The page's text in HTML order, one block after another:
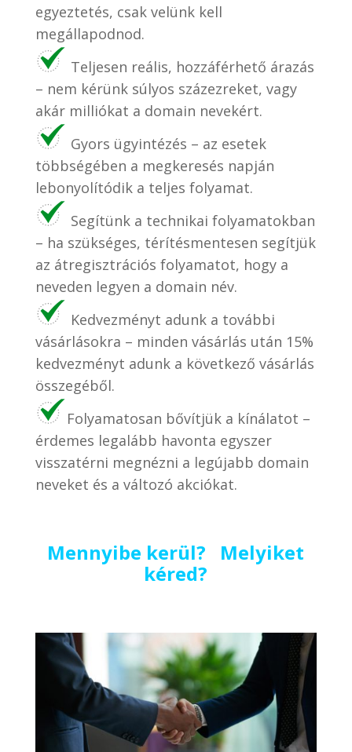
egyeztetés, csak velünk kell
megállapodnod.
Teljesen reális, hozzáférhető árazás
– nem kérünk súlyos százezreket, vagy
akár milliókat a domain nevekért.
Gyors ügyintézés – az esetek
többségében a megkeresés napján
lebonyolítódik a teljes folyamat.
Segítünk a technikai folyamatokban
– ha szükséges, térítésmentesen segítjük
az átregisztrációs folyamatot, hogy a
neveden legyen a domain név.
Kedvezményt adunk a további
vásárlásokra – minden vásárlás után 15%
kedvezményt adunk a következő vásárlás
összegéből.
Folyamatosan bővítjük a kínálatot –
érdemes legalább havonta egyszer
visszatérni megnézni a legújabb domain
neveket és a változó akciókat.
Mennyibe kerül? Melyiket
kéred?